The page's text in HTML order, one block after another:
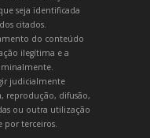
seja identificada
citados.
do conteúdo
ilegítima e a
judicialmente
reprodução, difusão,
ou outra utilização
por terceiros.